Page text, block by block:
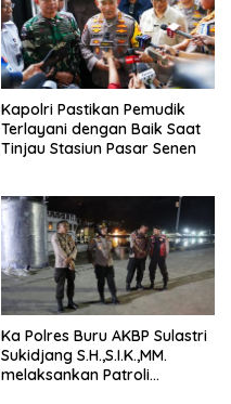
Kapolri Pastikan Pemudik
Terlayani dengan Baik Saat
Tinjau Stasiun Pasar Senen
Ka Polres Buru AKBP Sulastri
Sukidjang S.H.,S.I.K.,MM.
melaksankan Patroli